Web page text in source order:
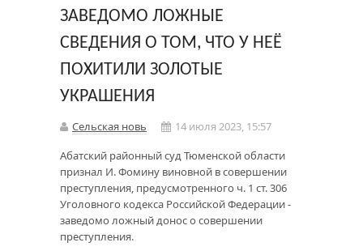
ЗАВЕДОМО ЛОЖНЫЕ
СВЕДЕНИЯ О ТОМ, ЧТО У НЕЁ
ПОХИТИЛИ ЗОЛОТЫЕ
УКРАШЕНИЯ
Сельская новь
14 июля 2023, 15:57
Абатский районный суд Тюменской области
признал И. Фомину виновной в совершении
преступления, предусмотренного ч. 1 ст. 306
Уголовного кодекса Российской Федерации -
заведомо ложный донос о совершении
преступления.